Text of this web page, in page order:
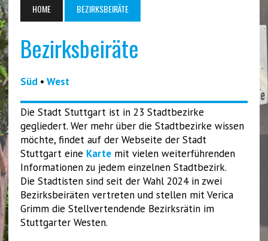
HOME BEZIRKSBEIRÄTE
Bezirksbeiräte
Süd• West
Die Stadt Stuttgart ist in 23 Stadtbezirke
gegliedert. Wer mehr über die Stadtbezirke wissen
möchte, findet auf der Webseite der Stadt
Stuttgart eine Kartemit vielen weiterführenden
Informationen zu jedem einzelnen Stadtbezirk.
Die Stadtisten sind seit der Wahl 2024 in zwei
Bezirksbeiräten vertreten und stellen mit Verica
Grimm die Stellvertendende Bezirksrätin im
Stuttgarter Westen.